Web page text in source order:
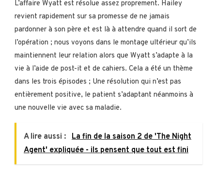
L’affaire Wyatt est résolue assez proprement. Hailey
revient rapidement sur sa promesse de ne jamais
pardonner à son père et est là à attendre quand il sort de
l’opération ; nous voyons dans le montage ultérieur qu’ils
maintiennent leur relation alors que Wyatt s’adapte à la
vie à l’aide de post-it et de cahiers. Cela a été un thème
dans les trois épisodes ; Une résolution qui n’est pas
entièrement positive, le patient s’adaptant néanmoins à
une nouvelle vie avec sa maladie.
A lire aussi : La fin de la saison 2 de 'The Night
Agent' expliquée - ils pensent que tout est fini